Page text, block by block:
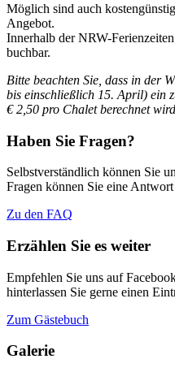
Möglich sind auch
Angebot.
Innerhalb der NRW-
buchbar.
Bitte beachten Sie, dass in der
bis einschließlich 15. April) ein
€ 2,50 pro Chalet berechnet
Haben Sie Fragen?
Selbstverständlich können Sie
Fragen können Sie eine
Zu den FAQ
Erzählen Sie es weiter
Empfehlen Sie uns auf
hinterlassen Sie gerne einen
Zum Gästebuch
Galerie